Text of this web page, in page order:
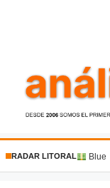
RADAR LITORAL Blue